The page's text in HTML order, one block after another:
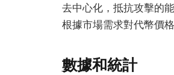
去中心化，抵抗攻擊的
根據市場需求對代幣價
數據和統計